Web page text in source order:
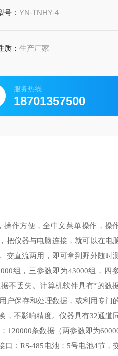
号：YN-TNHY-4
质：生产厂家
服务热线
18701357500
作方便，全中文菜单操作，操
把仪器与电脑连接，就可以在电
交直流两用，即可拿到野外随时
组，三参数即为43000组，四
不丢失。计算机软件具有*的数
户保存和处理数据，或利用专门
，不影响精度。 仪器具有32通道
120000条数据（两参数即为
口：RS-485电池： 5号电池4节，